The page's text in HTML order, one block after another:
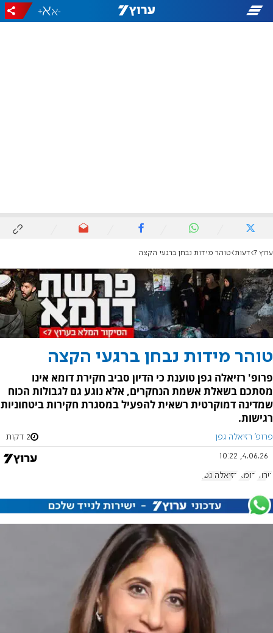
-
+
ערוץ 7 דעות טוהר מידות נבחן ברגעי הקצה
טוהר מידות נבחן ברגעי הקצה
פרופ' רזיאלה גפן טוענת כי הדיון סביב חקירת דומא אינו
מסתכם בשאלת אשמת הנחקרים, אלא נוגע גם לגבולות הכוח
שמדינה דמוקרטית רשאית להפעיל במסגרת חקירות ביטחוניות
רגישות.
פרופ' רזיאלה גפן 2 דקות
4.06.26, 10:22
טרור דומא רזיאלה גפן